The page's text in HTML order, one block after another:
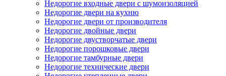
Недорогие входные двери с шумоизоляцией
Недорогие двери на кухню
Недорогие двери от производителя
Недорогие двойные двери
Недорогие двустворчатые двери
Недорогие порошковые двери
Недорогие тамбурные двери
Недорогие технические двери